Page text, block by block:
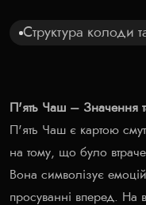
Структура колоди
П'ять Чаш – Значення
П'ять Чаш є картою
на тому, що було
Вона символізує
просуванні вперед. На